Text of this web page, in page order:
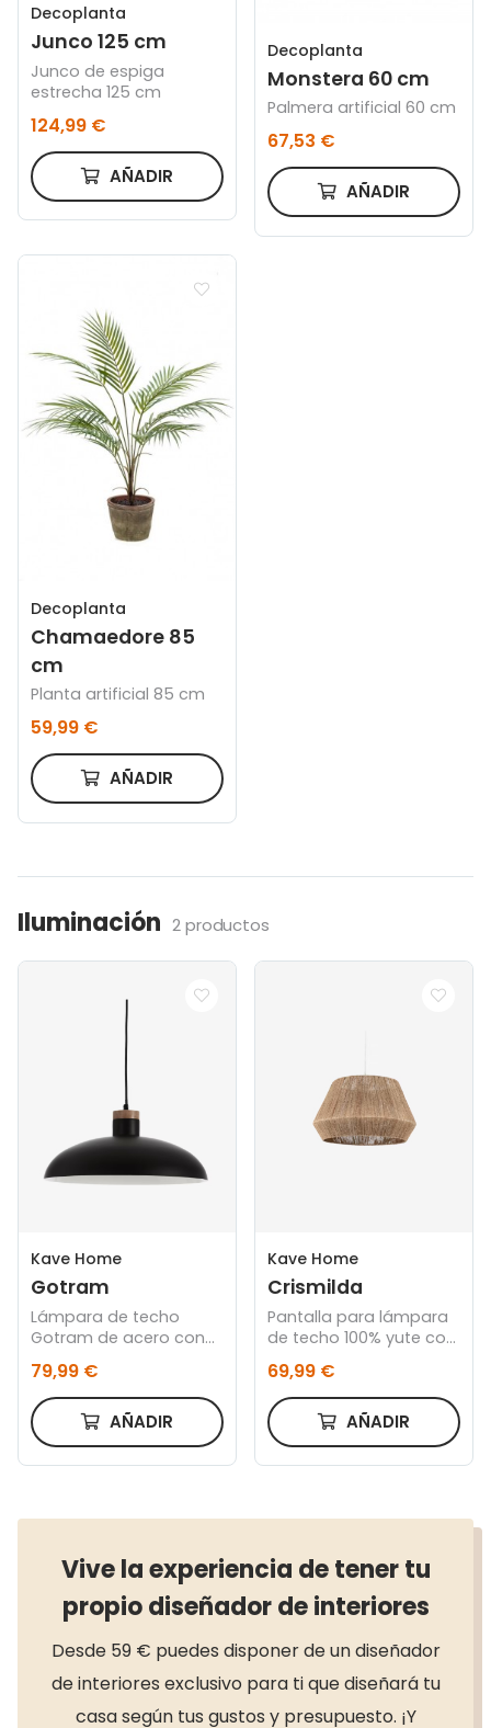
Decoplanta
Junco 125 cm
Junco de espiga
estrecha 125 cm
124,99 €
AÑADIR
Decoplanta
Monstera 60 cm
Palmera artificial 60 cm
67,53 €
AÑADIR
Decoplanta
Chamaedore 85
cm
Planta artificial 85 cm
59,99 €
AÑADIR
Iluminación 2 productos
Kave Home
Gotram
Lámpara de techo
Gotram de acero con
acabado negro
79,99 €
AÑADIR
Kave Home
Crismilda
Pantalla para lámpara
de techo 100% yute con
acabado natural Ø 50
cm. Solo pantalla.
69,99 €
AÑADIR
Vive la experiencia de tener tu
propio diseñador de interiores
Desde 59 € puedes disponer de un diseñador
de interiores exclusivo para ti que diseñará tu
casa según tus gustos y presupuesto. ¡Y